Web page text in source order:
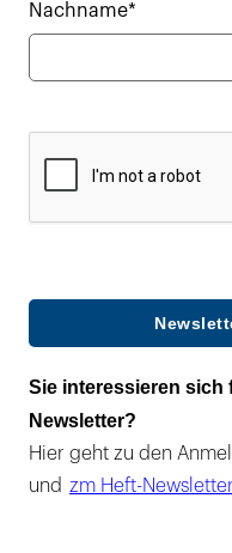
Nachname*
Sie interessieren sich
Newsletter?
Hier geht zu den
und zm Heft-Newsletter